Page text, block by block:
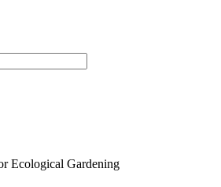
Ecological Gardening